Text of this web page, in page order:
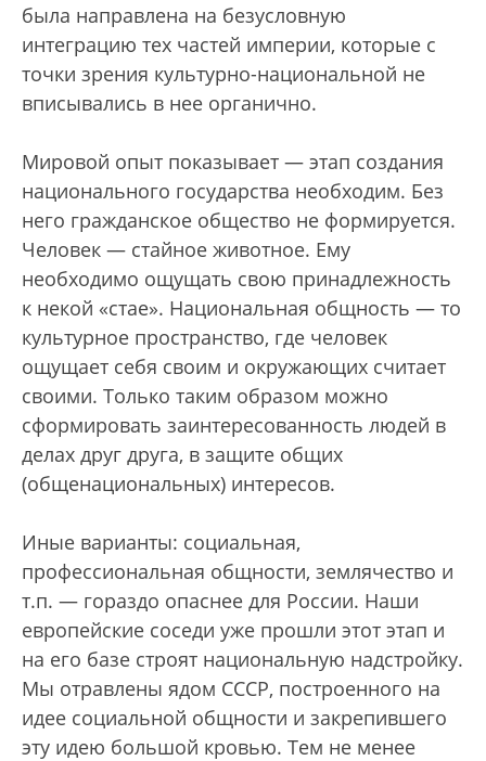
была направлена на безусловную
интеграцию тех частей империи, которые с
точки зрения культурно-национальной не
вписывались в нее органично.
Мировой опыт показывает — этап создания
национального государства необходим. Без
него гражданское общество не формируется.
Человек — стайное животное. Ему
необходимо ощущать свою принадлежность
к некой «стае». Национальная общность — то
культурное пространство, где человек
ощущает себя своим и окружающих считает
своими. Только таким образом можно
сформировать заинтересованность людей в
делах друг друга, в защите общих
(общенациональных) интересов.
Иные варианты: социальная,
профессиональная общности, землячество и
т.п. — гораздо опаснее для России. Наши
европейские соседи уже прошли этот этап и
на его базе строят национальную надстройку.
Мы отравлены ядом СССР, построенного на
идее социальной общности и закрепившего
эту идею большой кровью. Тем не менее